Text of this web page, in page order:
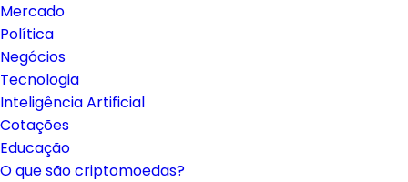
Mercado
Política
Negócios
Tecnologia
Inteligência Artificial
Cotações
Educação
O que são criptomoedas?